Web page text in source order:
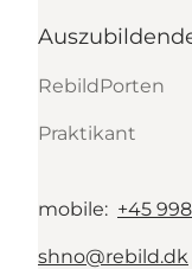
RebildPorten
Praktikant
mobile: +45
shno@rebild.dk